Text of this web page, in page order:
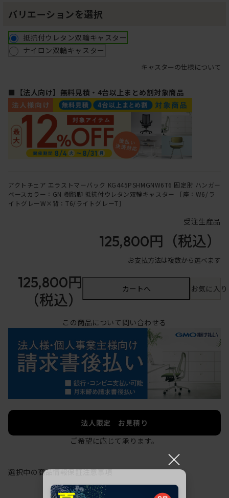
バリエーションを選択
抵抗付ウレタン双輪キャスター
ナイロン双輪キャスター
キャスターの仕様について
■【法人向け】無料見積・4台以上まとめ割対象商品
アクトチェア エラストマーバック KG445PSHMGNW6T6 固定肘 ハンガー
ベースカラー：GN 樹脂脚 抵抗付ウレタン双輪キャスター ［座：W6/ラ
イトグレーW×背：T6/ライトグレーT］
受注生産品
125,800円 （税込）
お支払方法は複数から選べます
125,800円
（税込）
カートへ お気に入
この商品について問い合わせる
法人限定 お見積り
ご希望に応じて承ります。
選択中の商品情報保証注意事項
×